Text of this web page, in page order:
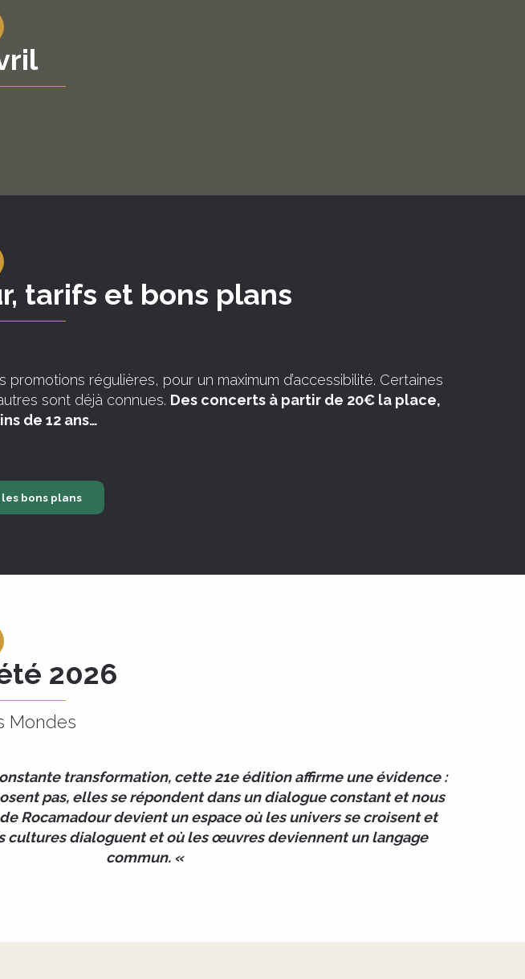
tarifs et bons plans
régulières, pour un maximum d’accessibilité. Certaines
sont déjà connues. Des concerts à partir de 20€ la place,
de 12 ans…
bons plans
2026
Mondes
transformation, cette 21e édition affirme une évidence :
pas, elles se répondent dans un dialogue constant et nous
Rocamadour devient un espace où les univers se croisent et
cultures dialoguent et où les œuvres deviennent un langage
commun. «